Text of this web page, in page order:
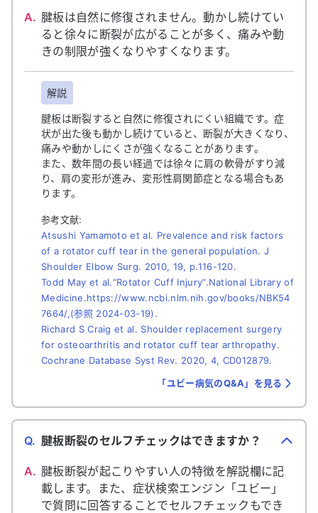
A. 腱板は自然に修復されません。動かし続けてい
ると徐々に断裂が広がることが多く、痛みや動
きの制限が強くなりやすくなります。
解説
腱板は断裂すると自然に修復されにくい組織です。症
状が出た後も動かし続けていると、断裂が大きくなり、
痛みや動かしにくさが強くなることがあります。
また、数年間の長い経過では徐々に肩の軟骨がすり減
り、肩の変形が進み、変形性肩関節症となる場合もあ
ります。
参考文献:
Atsushi Yamamoto et al. Prevalence and risk factors
of a rotator cuff tear in the general population. J
Shoulder Elbow Surg. 2010, 19, p.116-120.
Todd May et al.“Rotator Cuff Injury”.National Library of
Medicine.https://www.ncbi.nlm.nih.gov/books/NBK54
7664/,(参照 2024-03-19).
Richard S Craig et al. Shoulder replacement surgery
for osteoarthritis and rotator cuff tear arthropathy.
Cochrane Database Syst Rev. 2020, 4, CD012879.
「ユビー病気のQ&A」を見る
Q. 腱板断裂のセルフチェックはできますか？
A. 腱板断裂が起こりやすい人の特徴を解説欄に記
載します。また、症状検索エンジン「ユビー」
で質問に回答することでセルフチェックもでき